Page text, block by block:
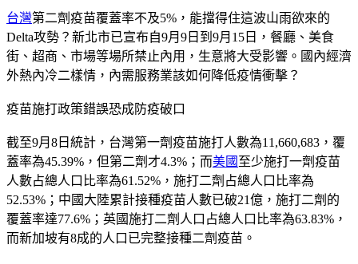
台灣第二劑疫苗覆蓋率不及5%，能擋得住這波山雨欲來的
Delta攻勢？新北市已宣布自9月9日到9月15日，餐廳、美食
街、超商、市場等場所禁止內用，生意將大受影響。國內經濟
外熱內冷二樣情，內需服務業該如何降低疫情衝擊？
疫苗施打政策錯誤恐成防疫破口
截至9月8日統計，台灣第一劑疫苗施打人數為11,660,683，覆
蓋率為45.39%，但第二劑才4.3%；而美國 至少施打一劑疫苗
人數占總人口比率為61.52%，施打二劑占總人口比率為
52.53%；中國大陸累計接種疫苗人數已破21億，施打二劑的
覆蓋率達77.6%；英國施打二劑人口占總人口比率為63.83%，
而新加坡有8成的人口已完整接種二劑疫苗。